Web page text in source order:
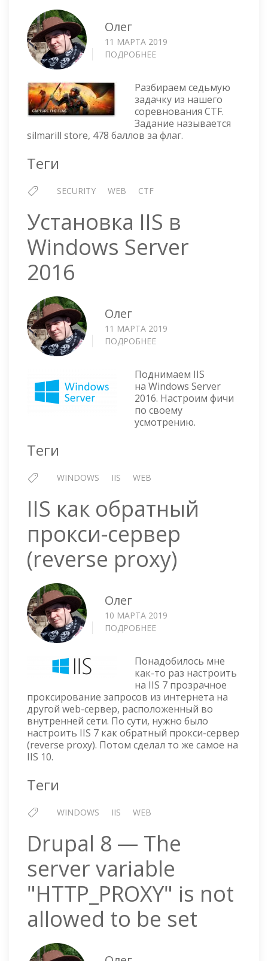
Олег
11 МАРТА 2019
ПОДРОБНЕЕ
—
SILMARILL
STORE
Разбираем седьмую
задачку из нашего
соревнования CTF.
Задание называется
silmarill store, 478 баллов за флаг.
Теги
SECURITY WEB CTF
Установка IIS в
Windows Server
2016
Олег
11 МАРТА 2019
ПОДРОБНЕЕ
В
WINDOWS
SERVER
2016
Поднимаем IIS
на Windows Server
2016. Настроим фичи
по своему
усмотрению.
Теги
WINDOWS IIS WEB
IIS как обратный
прокси-сервер
(reverse proxy)
Олег
10 МАРТА 2019
ПОДРОБНЕЕ
ОБРАТНЫЙ
ПРОКСИ-
СЕРВЕР
(REVERSE
PROXY)
Понадобилось мне
как-то раз настроить
на IIS 7 прозрачное
проксирование запросов из интернета на
другой web-сервер, расположенный во
внутренней сети. По сути, нужно было
настроить IIS 7 как обратный прокси-сервер
(reverse proxy). Потом сделал то же самое на
IIS 10.
Теги
WINDOWS IIS WEB
Drupal 8 — The
server variable
"HTTP_PROXY" is not
allowed to be set